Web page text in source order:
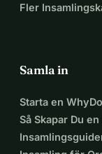
Fler
Samla in
Starta en
Så Skapar Du